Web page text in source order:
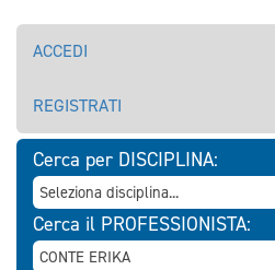
ACCEDI
REGISTRATI
Cerca per DISCIPLINA:
Cerca il PROFESSIONISTA: